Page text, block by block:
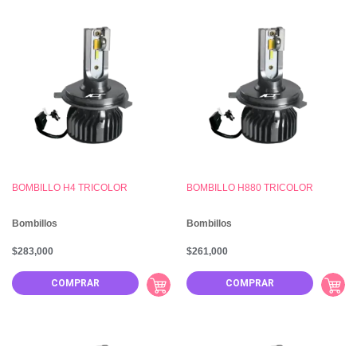
Bombillos
BOMBILLO H4 TRICOLOR
COMPRAR
$283,000
Bombillos
BOMBILLO H880 TRICOLOR
COMPRAR
$261,000